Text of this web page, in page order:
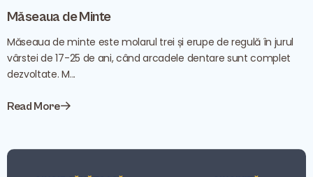
Măseaua de Minte
Măseaua de minte este molarul trei și erupe de regulă în jurul
vârstei de 17-25 de ani, când arcadele dentare sunt complet
dezvoltate. M...
Read More